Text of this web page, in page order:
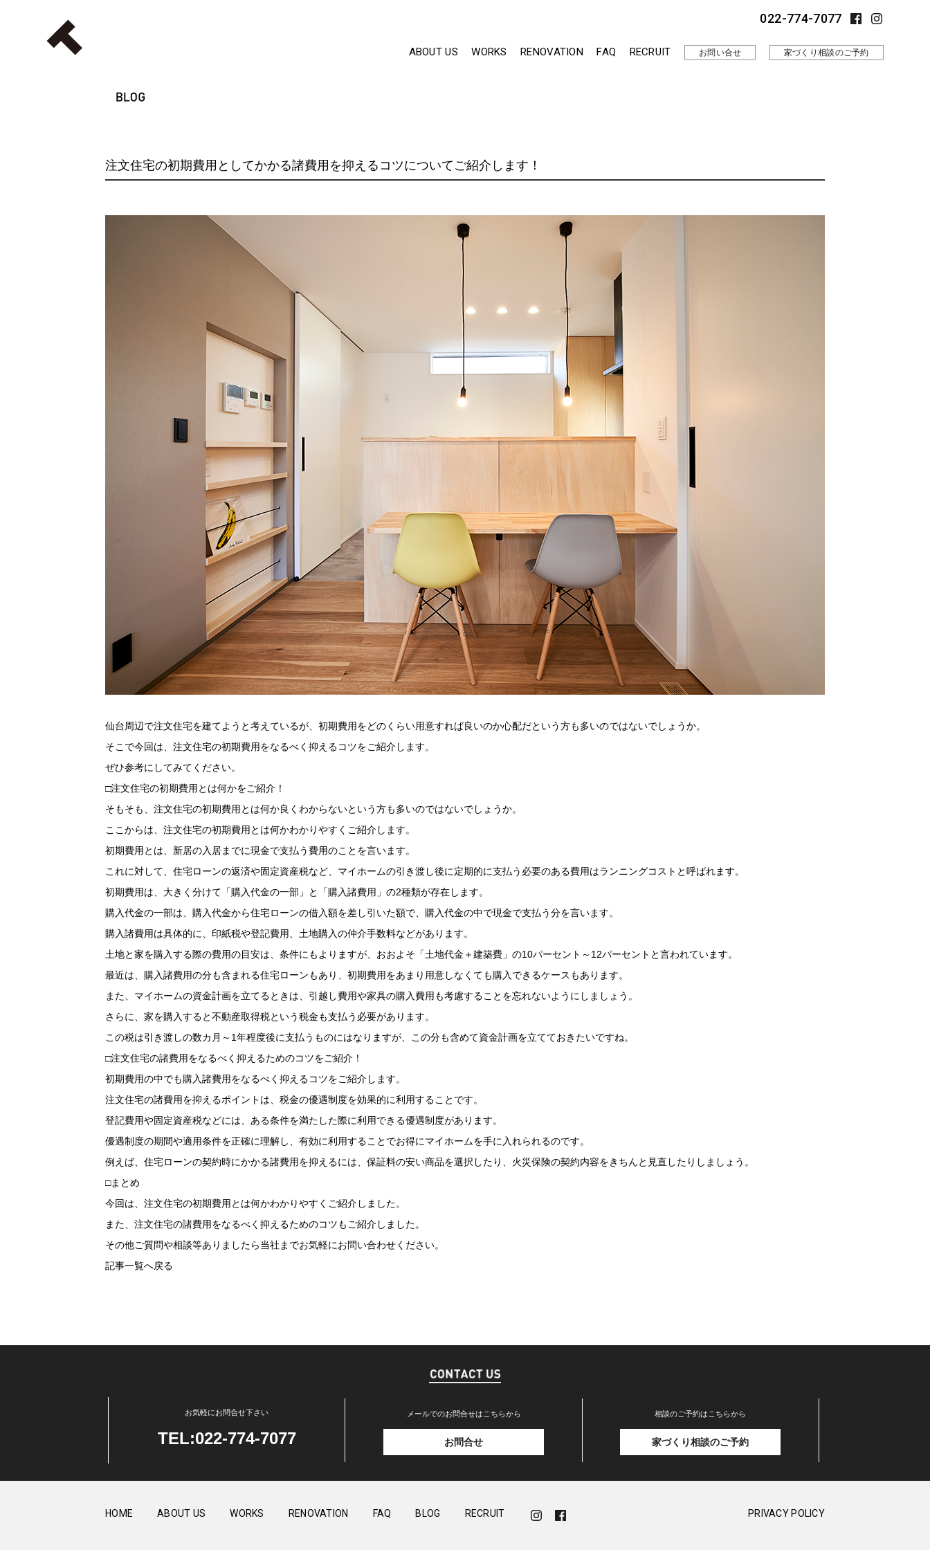
022-774-7077
ABOUT US WORKS RENOVATION FAQ RECRUIT お問い合せ 家づくり相談のご予約
注文住宅の初期費用としてかかる諸費用を抑えるコツについてご紹介します！
仙台周辺で注文住宅を建てようと考えているが、初期費用をどのくらい用意すれば良いのか心配だという方も多いのではないでしょうか。
そこで今回は、注文住宅の初期費用をなるべく抑えるコツをご紹介します。
ぜひ参考にしてみてください。
□注文住宅の初期費用とは何かをご紹介！
そもそも、注文住宅の初期費用とは何か良くわからないという方も多いのではないでしょうか。
ここからは、注文住宅の初期費用とは何かわかりやすくご紹介します。
初期費用とは、新居の入居までに現金で支払う費用のことを言います。
これに対して、住宅ローンの返済や固定資産税など、マイホームの引き渡し後に定期的に支払う必要のある費用はランニングコストと呼ばれます。
初期費用は、大きく分けて「購入代金の一部」と「購入諸費用」の2種類が存在します。
購入代金の一部は、購入代金から住宅ローンの借入額を差し引いた額で、購入代金の中で現金で支払う分を言います。
購入諸費用は具体的に、印紙税や登記費用、土地購入の仲介手数料などがあります。
土地と家を購入する際の費用の目安は、条件にもよりますが、おおよそ「土地代金＋建築費」の10パーセント～12パーセントと言われています。
最近は、購入諸費用の分も含まれる住宅ローンもあり、初期費用をあまり用意しなくても購入できるケースもあります。
また、マイホームの資金計画を立てるときは、引越し費用や家具の購入費用も考慮することを忘れないようにしましょう。
さらに、家を購入すると不動産取得税という税金も支払う必要があります。
この税は引き渡しの数カ月～1年程度後に支払うものにはなりますが、この分も含めて資金計画を立てておきたいですね。
□注文住宅の諸費用をなるべく抑えるためのコツをご紹介！
初期費用の中でも購入諸費用をなるべく抑えるコツをご紹介します。
注文住宅の諸費用を抑えるポイントは、税金の優遇制度を効果的に利用することです。
登記費用や固定資産税などには、ある条件を満たした際に利用できる優遇制度があります。
優遇制度の期間や適用条件を正確に理解し、有効に利用することでお得にマイホームを手に入れられるのです。
例えば、住宅ローンの契約時にかかる諸費用を抑えるには、保証料の安い商品を選択したり、火災保険の契約内容をきちんと見直したりしましょう。
□まとめ
今回は、注文住宅の初期費用とは何かわかりやすくご紹介しました。
また、注文住宅の諸費用をなるべく抑えるためのコツもご紹介しました。
その他ご質問や相談等ありましたら当社までお気軽にお問い合わせください。
記事一覧へ戻る
お気軽にお問合せ下さい
TEL:022-774-7077
メールでのお問合せはこちらから
お問合せ
相談のご予約はこちらから
家づくり相談のご予約
HOME ABOUT US WORKS RENOVATION FAQ BLOG RECRUIT PRIVACY POLICY